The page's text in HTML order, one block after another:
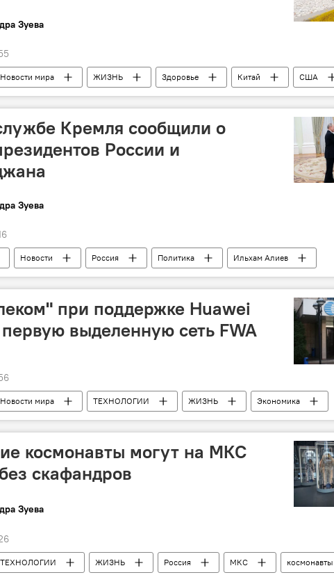
Зуева
Новости мира ЖИЗНЬ Здоровье Китай
США
Проверка ВОЗ
Кремля сообщили о
России и
Зуева
Новости Россия Политика
Ильхам Алиев
Песков визит
при поддержке Huawei
выделенную сеть FWA
Новости мира ТЕХНОЛОГИИ ЖИЗНЬ
Экономика
Казахстан Сеть Интернет
космонавты могут на МКС
скафандров
Зуева
ТЕХНОЛОГИИ ЖИЗНЬ Россия МКС космонавты